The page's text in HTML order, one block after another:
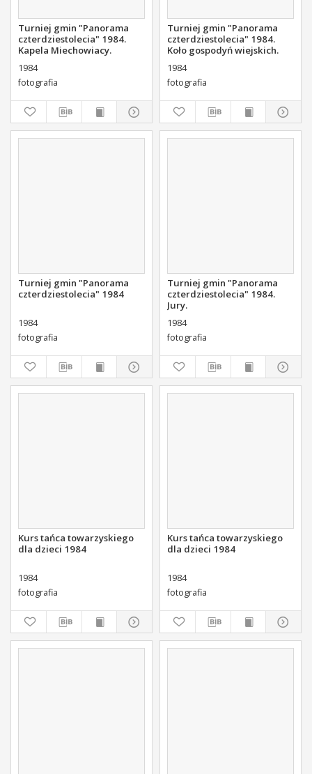
Turniej gmin "Panorama
czterdziestolecia" 1984.
Kapela Miechowiacy.
1984
fotografia
Turniej gmin "Panorama
czterdziestolecia" 1984.
Koło gospodyń wiejskich.
1984
fotografia
Turniej gmin "Panorama
czterdziestolecia" 1984
1984
fotografia
Turniej gmin "Panorama
czterdziestolecia" 1984.
Jury.
1984
fotografia
Kurs tańca towarzyskiego
dla dzieci 1984
1984
fotografia
Kurs tańca towarzyskiego
dla dzieci 1984
1984
fotografia